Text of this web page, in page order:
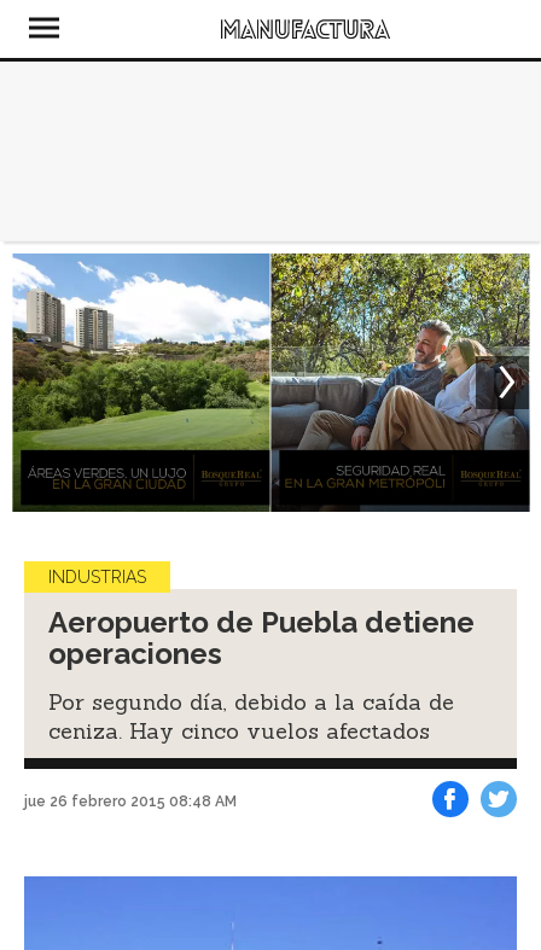
INDUSTRIAS
Aeropuerto de Puebla detiene
operaciones
Por segundo día, debido a la caída de
ceniza. Hay cinco vuelos afectados
jue 26 febrero 2015 08:48 AM